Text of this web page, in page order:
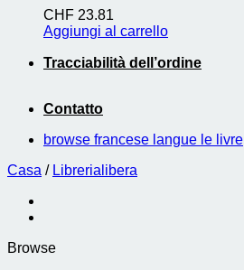
CHF 23.81
Aggiungi al carrello
Tracciabilità dell’ordine
Contatto
browse francese langue le livre
Casa / Librerialibera
Browse